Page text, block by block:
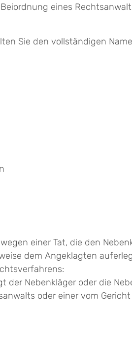
eines
Sie den vollständigen
einer Tat, die den
dem Angeklagten
Nebenkläger oder die
oder einer vom